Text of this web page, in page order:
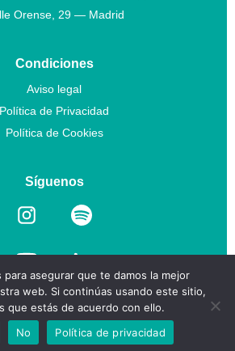
Orense, 29 — Madrid
Condiciones
Aviso legal
Política de Privacidad
Política de Cookies
Síguenos
· Todos los derechos reservados
para asegurar que te damos la mejor
web. Si continúas usando este sitio,
que estás de acuerdo con ello.
No Política de privacidad